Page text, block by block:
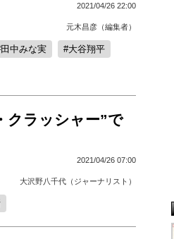
2021/04/26 22:00
元木昌彦（編集者）
田中みな実 大谷翔平
クラッシャー”で
2021/04/26 07:00
大沢野八千代（ジャーナリスト）